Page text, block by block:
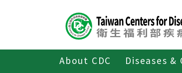
About CDC Diseases